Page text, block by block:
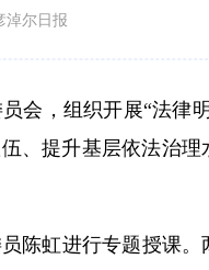
淖尔日报
会，组织开展“法律
、提升基层依法治理
陈虹进行专题授课。